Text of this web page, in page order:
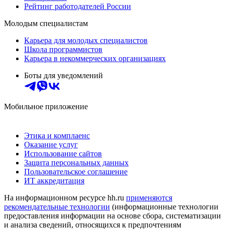
Рейтинг работодателей России
Молодым специалистам
Карьера для молодых специалистов
Школа программистов
Карьера в некоммерческих организациях
Боты для уведомлений
Мобильное приложение
Этика и комплаенс
Оказание услуг
Использование сайтов
Защита персональных данных
Пользовательское соглашение
ИТ аккредитация
На информационном ресурсе hh.ru применяются
рекомендательные технологии (информационные технологии
предоставления информации на основе сбора, систематизации
и анализа сведений, относящихся к предпочтениям